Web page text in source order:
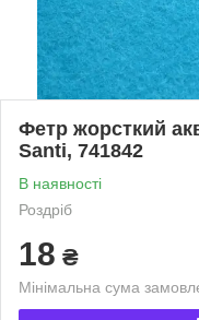
Фетр жорсткий
Santi, 741842
В наявності
Роздріб
18 ₴
Мінімальна сума